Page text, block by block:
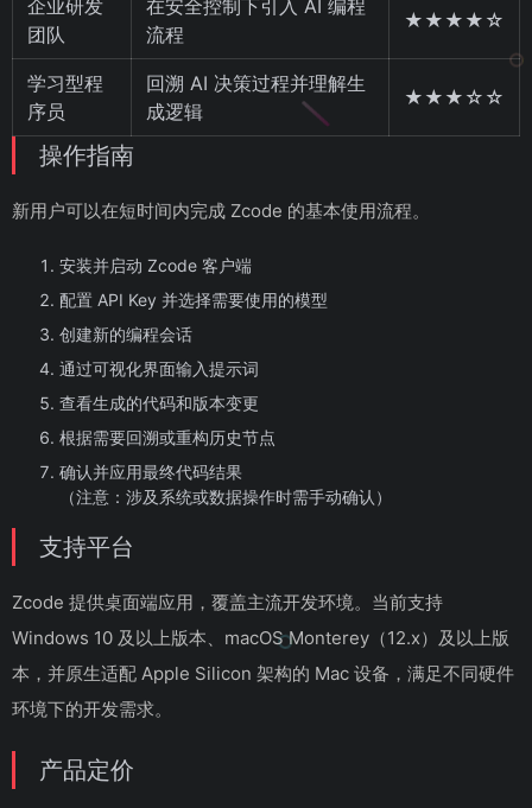
企业研发
团队
在安全控制下引入 AI 编程
流程
★★★★☆
学习型程
序员
回溯 AI 决策过程并理解生
成逻辑
★★★☆☆
操作指南
新用户可以在短时间内完成 Zcode 的基本使用流程。
安装并启动 Zcode 客户端
配置 API Key 并选择需要使用的模型
创建新的编程会话
通过可视化界面输入提示词
查看生成的代码和版本变更
根据需要回溯或重构历史节点
确认并应用最终代码结果
（注意：涉及系统或数据操作时需手动确认）
支持平台
Zcode 提供桌面端应用，覆盖主流开发环境。当前支持
Windows 10 及以上版本、macOS Monterey（12.x）及以上版
本，并原生适配 Apple Silicon 架构的 Mac 设备，满足不同硬件
环境下的开发需求。
产品定价